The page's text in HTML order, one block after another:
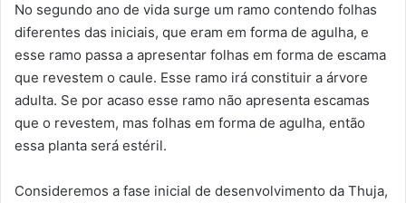
No segundo ano de vida surge um ramo contendo folhas
diferentes das iniciais, que eram em forma de agulha, e
esse ramo passa a apresentar folhas em forma de escama
que revestem o caule. Esse ramo irá constituir a árvore
adulta. Se por acaso esse ramo não apresenta escamas
que o revestem, mas folhas em forma de agulha, então
essa planta será estéril.
Consideremos a fase inicial de desenvolvimento da Thuja,